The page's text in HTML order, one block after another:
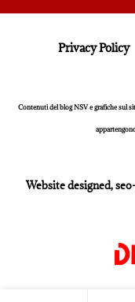
Privacy Policy
Contenuti del blog NSV e grafiche sul
Website designed,